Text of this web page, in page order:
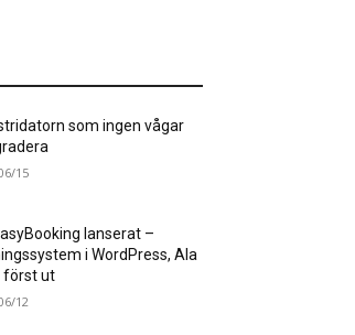
som ingen vågar
15
lanserat –
i WordPress, Ala
först ut
12